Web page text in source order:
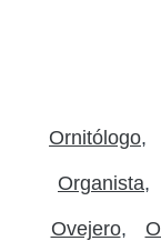
Ornitólogo
Organista
Ovejero